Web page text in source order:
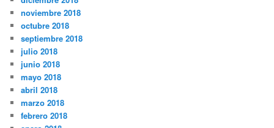
noviembre 2018
octubre 2018
septiembre 2018
julio 2018
junio 2018
mayo 2018
abril 2018
marzo 2018
febrero 2018